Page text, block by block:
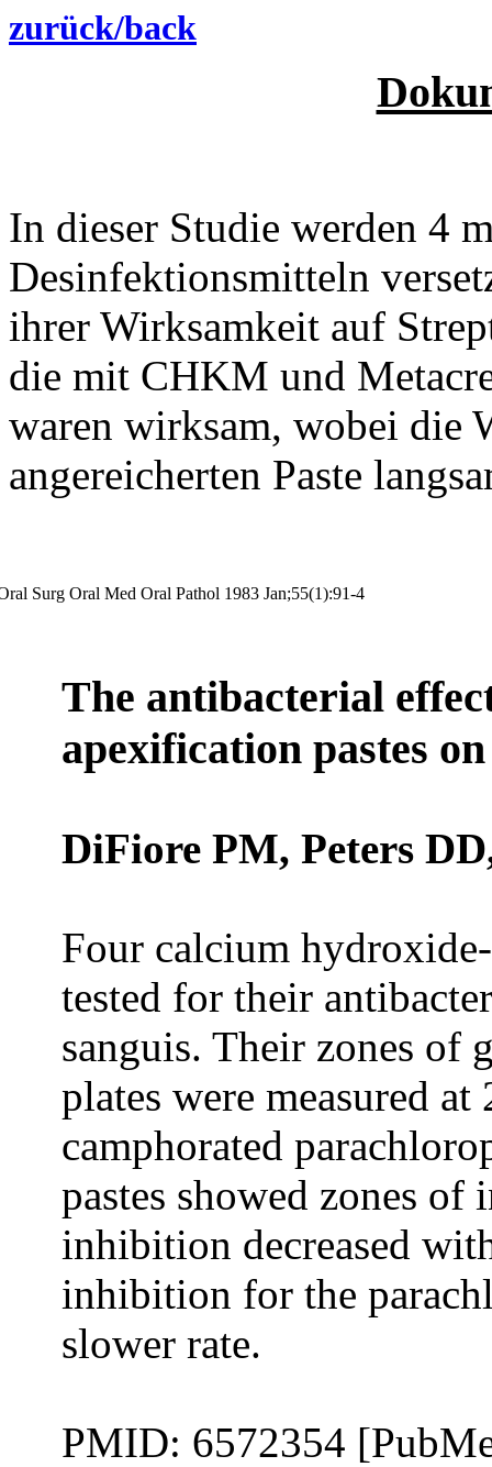
zurück/back
In dieser Studie werden 4
Desinfektionsmitteln
ihrer Wirksamkeit auf
die mit CHKM und
waren wirksam, wobei die
angereicherten Paste
Surg Oral Med Oral Pathol 1983 Jan;55(1):91-4
The antibacterial
apexification pastes
DiFiore PM, Peters
Four calcium
tested for their
sanguis. Their zones
plates were measured
camphorated
pastes showed zones
inhibition decreased
inhibition for the
slower rate.
PMID: 6572354